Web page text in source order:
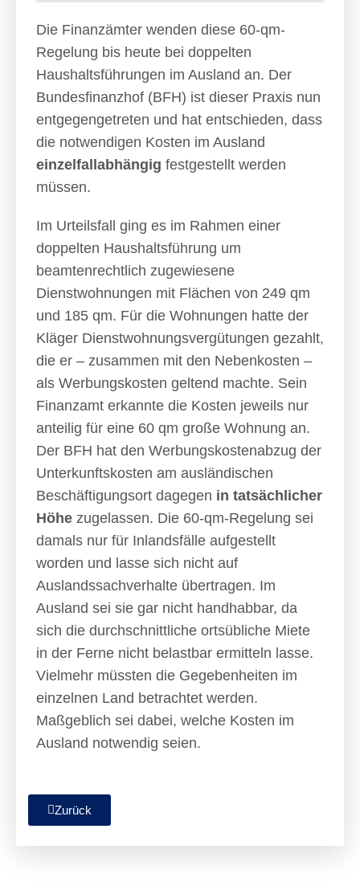
Die Finanzämter wenden diese 60-qm-
Regelung bis heute bei doppelten
Haushaltsführungen im Ausland an. Der
Bundesfinanzhof (BFH) ist dieser Praxis nun
entgegengetreten und hat entschieden, dass
die notwendigen Kosten im Ausland
einzelfallabhängig festgestellt werden
müssen.
Im Urteilsfall ging es im Rahmen einer
doppelten Haushaltsführung um
beamtenrechtlich zugewiesene
Dienstwohnungen mit Flächen von 249 qm
und 185 qm. Für die Wohnungen hatte der
Kläger Dienstwohnungsvergütungen gezahlt,
die er – zusammen mit den Nebenkosten –
als Werbungskosten geltend machte. Sein
Finanzamt erkannte die Kosten jeweils nur
anteilig für eine 60 qm große Wohnung an.
Der BFH hat den Werbungskostenabzug der
Unterkunftskosten am ausländischen
Beschäftigungsort dagegen in tatsächlicher
Höhe zugelassen. Die 60-qm-Regelung sei
damals nur für Inlandsfälle aufgestellt
worden und lasse sich nicht auf
Auslandssachverhalte übertragen. Im
Ausland sei sie gar nicht handhabbar, da
sich die durchschnittliche ortsübliche Miete
in der Ferne nicht belastbar ermitteln lasse.
Vielmehr müssten die Gegebenheiten im
einzelnen Land betrachtet werden.
Maßgeblich sei dabei, welche Kosten im
Ausland notwendig seien.
Zurück